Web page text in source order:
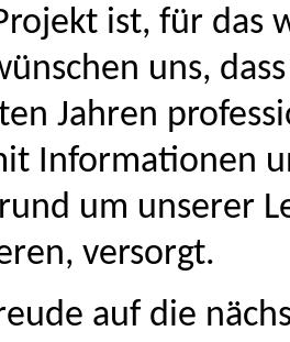
ist, für das
uns,
Jahren
Informationen
um unserer
versorgt.
auf die